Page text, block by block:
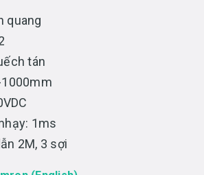
quang
tán
1000mm
1ms
2M, 3 sợi